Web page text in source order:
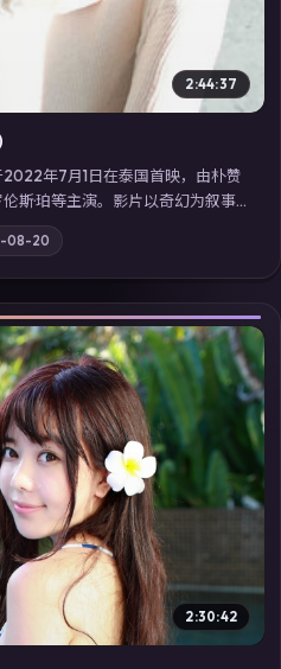
2:44:37
年7月1日在泰国首映，由朴赞
斯·珀等主演。影片以奇幻为叙事
名信彻底打破；摄影与配乐强化
免费观看高清电视剧在线看」延
清在线追剧体验。
08-20
▶
2:30:42